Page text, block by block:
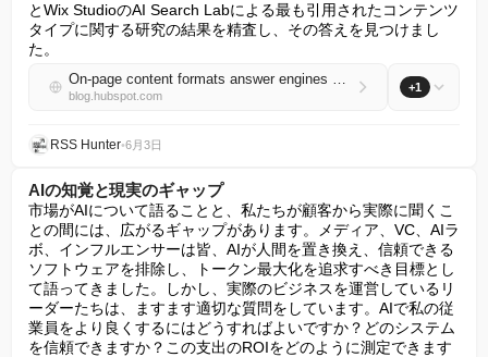
とWix StudioのAI Search Labによる最も引用されたコンテンツ
タイプに関する研究の結果を精査し、その答えを見つけまし
た。
On-page content formats answer engines actually favor [new research]
blog.hubspot.com
+1
RSS Hunter•6月3日
AIの知覚と現実のギャップ
市場がAIについて語ることと、私たちが顧客から実際に聞くこ
との間には、広がるギャップがあります。メディア、VC、AIラ
ボ、インフルエンサーは皆、AIが人間を置き換え、信頼できる
ソフトウェアを排除し、トークン最大化を追求すべき目標とし
て語ってきました。しかし、実際のビジネスを運営しているリ
ーダーたちは、ますます適切な質問をしています。AIで私の従
業員をより良くするにはどうすればよいですか？どのシステム
を信頼できますか？この支出のROIをどのように測定できます